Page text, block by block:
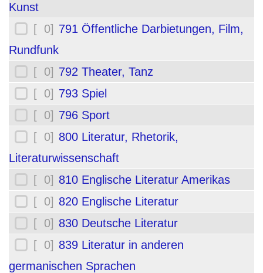
Kunst
[ 0] 791 Öffentliche Darbietungen, Film,
Rundfunk
[ 0] 792 Theater, Tanz
[ 0] 793 Spiel
[ 0] 796 Sport
[ 0] 800 Literatur, Rhetorik,
Literaturwissenschaft
[ 0] 810 Englische Literatur Amerikas
[ 0] 820 Englische Literatur
[ 0] 830 Deutsche Literatur
[ 0] 839 Literatur in anderen
germanischen Sprachen